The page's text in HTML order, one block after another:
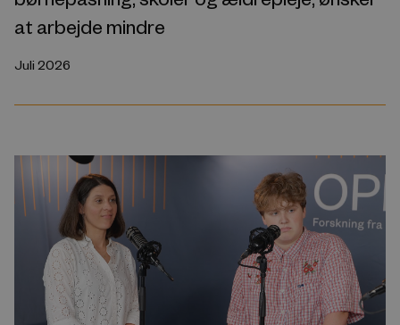
at arbejde mindre
Juli 2026